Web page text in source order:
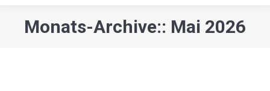
Monats-Archive:: Mai 2026
Sie befinden sich hier: